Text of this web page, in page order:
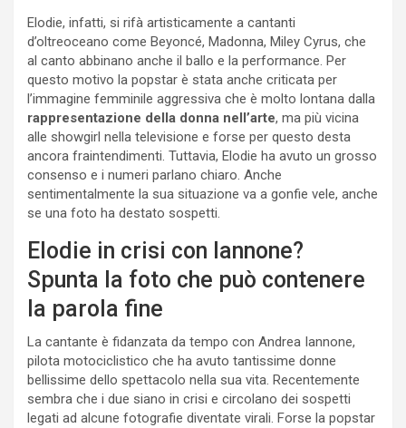
Elodie, infatti, si rifà artisticamente a cantanti
d’oltreoceano come Beyoncé, Madonna, Miley Cyrus, che
al canto abbinano anche il ballo e la performance. Per
questo motivo la popstar è stata anche criticata per
l’immagine femminile aggressiva che è molto lontana dalla
rappresentazione della donna nell’arte, ma più vicina
alle showgirl nella televisione e forse per questo desta
ancora fraintendimenti. Tuttavia, Elodie ha avuto un grosso
consenso e i numeri parlano chiaro. Anche
sentimentalmente la sua situazione va a gonfie vele, anche
se una foto ha destato sospetti.
Elodie in crisi con Iannone?
Spunta la foto che può contenere
la parola fine
La cantante è fidanzata da tempo con Andrea Iannone,
pilota motociclistico che ha avuto tantissime donne
bellissime dello spettacolo nella sua vita. Recentemente
sembra che i due siano in crisi e circolano dei sospetti
legati ad alcune fotografie diventate virali. Forse la popstar